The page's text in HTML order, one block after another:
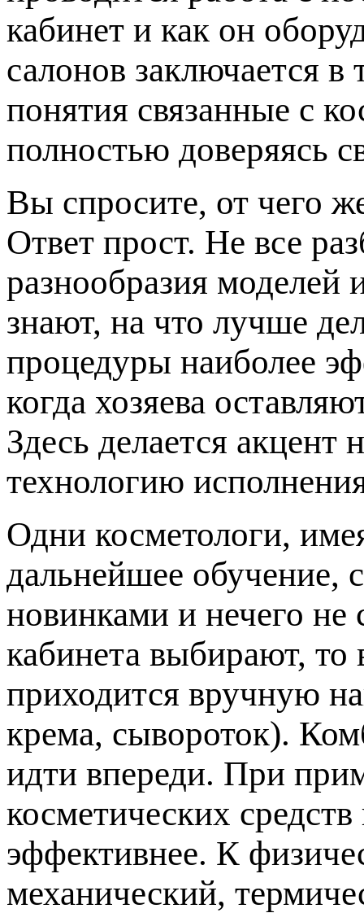
кабинет и как он
салонов заключается
понятия связанные с
полностью доверяясь
Вы спросите, от чего
Ответ прост. Не все
разнообразия моделей
знают, на что лучше
процедуры наиболее
когда хозяева
Здесь делается акцент
технологию
Одни косметологи,
дальнейшее обучение,
новинками и нечего
кабинета выбирают, то
приходится вручную
крема, сывороток).
идти впереди. При
косметических
эффективнее. К
механический,